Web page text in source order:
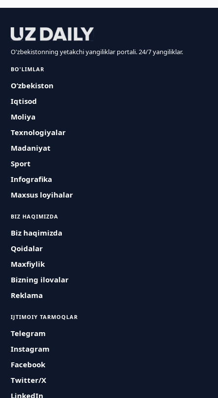
O'zbekistonning yetakchi yangiliklar portali. 24/7 yangiliklar.
BO'LIMLAR
O‘zbekiston
Iqtisod
Moliya
Texnologiyalar
Madaniyat
Sport
Infografika
Maxsus loyihalar
BIZ HAQIMIZDA
Biz haqimizda
Qoidalar
Maxfiylik
Bizning ilovalar
Reklama
IJTIMOIY TARMOQLAR
Telegram
Instagram
Facebook
Twitter/X
LinkedIn